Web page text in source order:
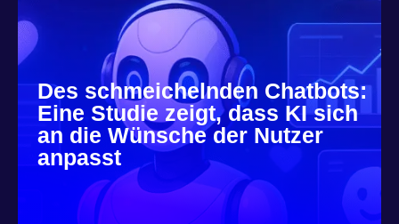
Des schmeichelnden Chatbots:
Eine Studie zeigt, dass KI sich
an die Wünsche der Nutzer
anpasst